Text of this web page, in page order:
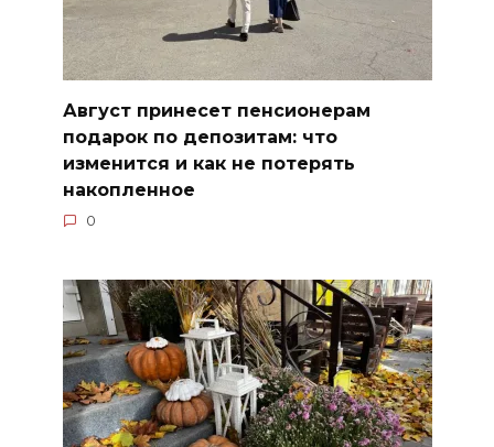
Август принесет пенсионерам
подарок по депозитам: что
изменится и как не потерять
накопленное
0